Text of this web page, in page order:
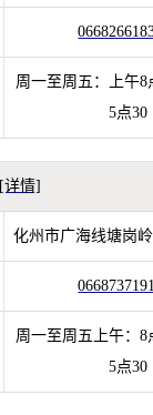
周一至周五：上午8
5点30
[详情]
化州市广海线塘岗岭
周一至周五上午：8
5点30